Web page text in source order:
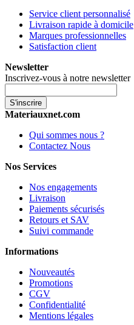
Service client personnalisé
Livraison rapide à domicile
Marques professionnelles
Satisfaction client
Newsletter
Inscrivez-vous à notre newsletter
S'inscrire
Materiauxnet.com
Qui sommes nous ?
Contactez Nous
Nos Services
Nos engagements
Livraison
Paiements sécurisés
Retours et SAV
Suivi commande
Informations
Nouveautés
Promotions
CGV
Confidentialité
Mentions légales